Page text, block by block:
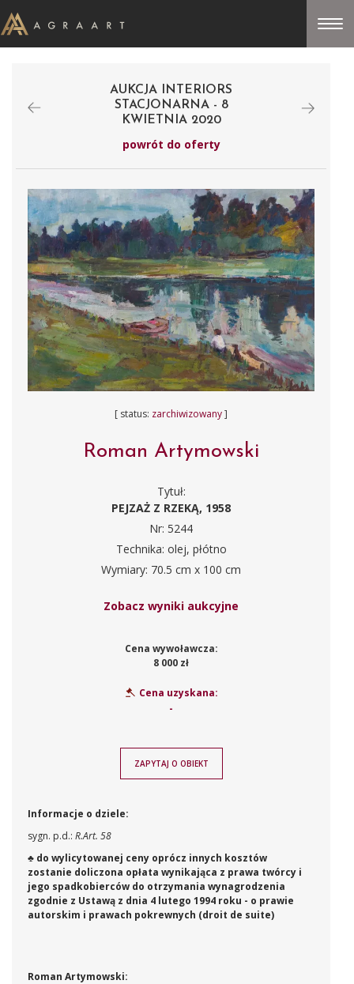
AUKCJA INTERIORS
STACJONARNA - 8
KWIETNIA 2020
powrót do oferty
[ status: zarchiwizowany]
Roman Artymowski
Tytuł:
PEJZAŻ Z RZEKĄ, 1958
Nr: 5244
Technika: olej, płótno
Wymiary: 70.5 cm x 100 cm
Zobacz wyniki aukcyjne
Cena wywoławcza:
8 000 zł
Cena uzyskana:
-
ZAPYTAJ O OBIEKT
Informacje o dziele:
sygn. p.d.: R.Art. 58
♣ do wylicytowanej ceny oprócz innych kosztów
zostanie doliczona opłata wynikająca z prawa twórcy i
jego spadkobierców do otrzymania wynagrodzenia
zgodnie z Ustawą z dnia 4 lutego 1994 roku - o prawie
autorskim i prawach pokrewnych (droit de suite)
Roman Artymowski: